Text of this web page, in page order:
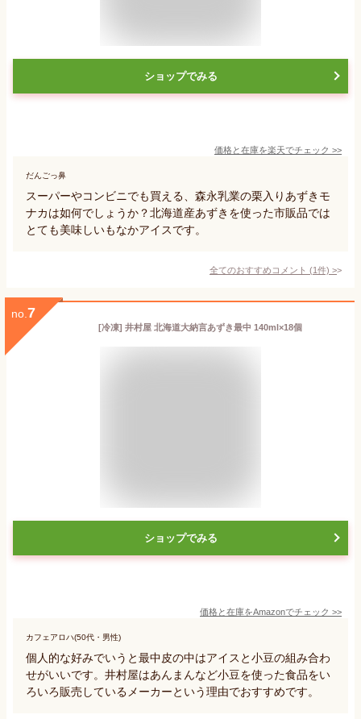
ショップでみる
価格と在庫を楽天でチェック >>
だんごっ鼻
スーパーやコンビニでも買える、森永乳業の栗入りあずきモ
ナカは如何でしょうか？北海道産あずきを使った市販品では
とても美味しいもなかアイスです。
全てのおすすめコメント (1件) >
no. 7
[冷凍] 井村屋 北海道大納言あずき最中 140ml×18個
ショップでみる
価格と在庫をAmazonでチェック >>
カフェアロハ(50代・男性)
個人的な好みでいうと最中皮の中はアイスと小豆の組み合わ
せがいいです。井村屋はあんまんなど小豆を使った食品をい
ろいろ販売しているメーカーという理由でおすすめです。